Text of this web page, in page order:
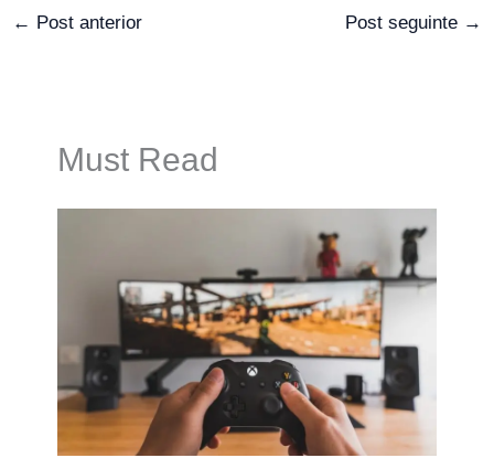
← Post anterior Post seguinte →
Must Read